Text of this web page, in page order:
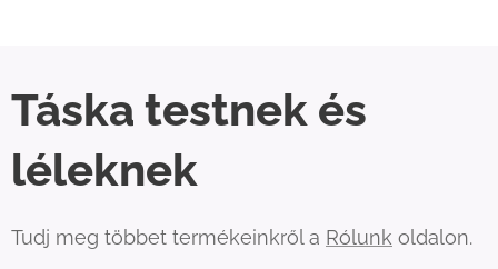
Táska testnek és
léleknek
Tudj meg többet termékeinkről a Rólunk oldalon.